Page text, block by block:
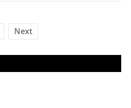
Next